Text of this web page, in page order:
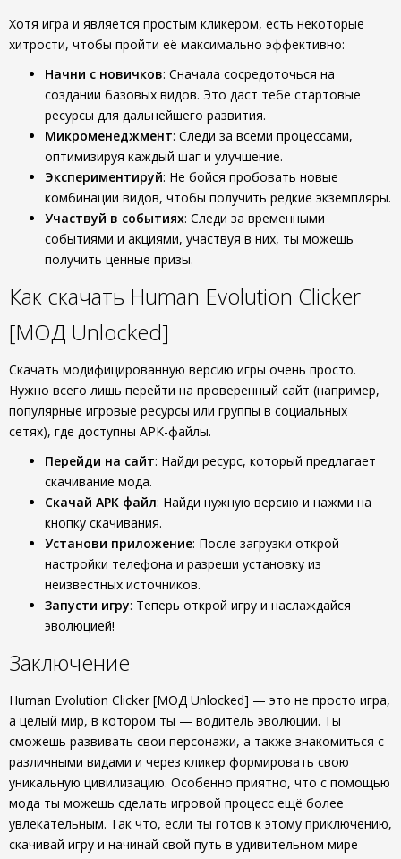
Хотя игра и является простым кликером, есть некоторые
хитрости, чтобы пройти её максимально эффективно:
Начни с новичков: Сначала сосредоточься на
создании базовых видов. Это даст тебе стартовые
ресурсы для дальнейшего развития.
Микроменеджмент: Следи за всеми процессами,
оптимизируя каждый шаг и улучшение.
Экспериментируй: Не бойся пробовать новые
комбинации видов, чтобы получить редкие экземпляры.
Участвуй в событиях: Следи за временными
событиями и акциями, участвуя в них, ты можешь
получить ценные призы.
Как скачать Human Evolution Clicker
[МОД Unlocked]
Скачать модифицированную версию игры очень просто.
Нужно всего лишь перейти на проверенный сайт (например,
популярные игровые ресурсы или группы в социальных
сетях), где доступны APK-файлы.
Перейди на сайт: Найди ресурс, который предлагает
скачивание мода.
Скачай APK файл: Найди нужную версию и нажми на
кнопку скачивания.
Установи приложение: После загрузки открой
настройки телефона и разреши установку из
неизвестных источников.
Запусти игру: Теперь открой игру и наслаждайся
эволюцией!
Заключение
Human Evolution Clicker [МОД Unlocked] — это не просто игра,
а целый мир, в котором ты — водитель эволюции. Ты
сможешь развивать свои персонажи, а также знакомиться с
различными видами и через кликер формировать свою
уникальную цивилизацию. Особенно приятно, что с помощью
мода ты можешь сделать игровой процесс ещё более
увлекательным. Так что, если ты готов к этому приключению,
скачивай игру и начинай свой путь в удивительном мире